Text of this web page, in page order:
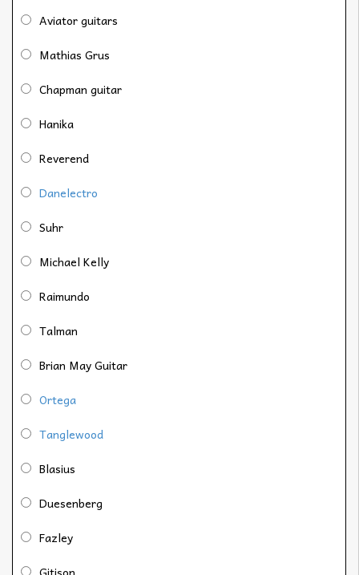
Aviator guitars
Mathias Grus
Chapman guitar
Hanika
Reverend
Danelectro
Suhr
Michael Kelly
Raimundo
Talman
Brian May Guitar
Ortega
Tanglewood
Blasius
Duesenberg
Fazley